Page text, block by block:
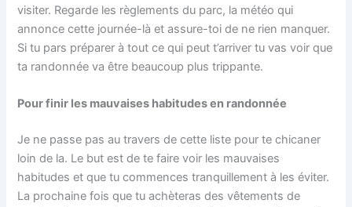
visiter. Regarde les règlements du parc, la météo qui
annonce cette journée-là et assure-toi de ne rien manquer.
Si tu pars préparer à tout ce qui peut t’arriver tu vas voir que
ta randonnée va être beaucoup plus trippante.
Pour finir les mauvaises habitudes en randonnée
Je ne passe pas au travers de cette liste pour te chicaner
loin de la. Le but est de te faire voir les mauvaises
habitudes et que tu commences tranquillement à les éviter.
La prochaine fois que tu achèteras des vêtements de